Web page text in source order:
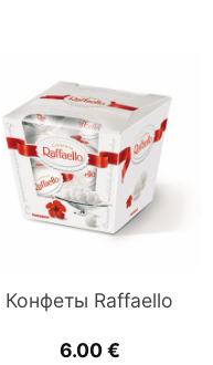
Конфеты Raffaello
6.00€